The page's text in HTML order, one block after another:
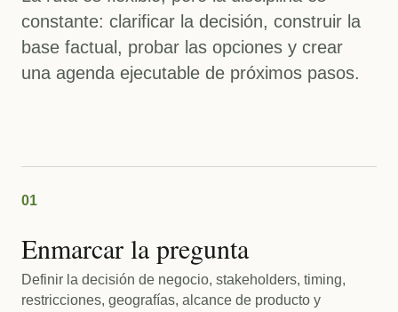
constante: clarificar la decisión, construir la
base factual, probar las opciones y crear
una agenda ejecutable de próximos pasos.
01
Enmarcar la pregunta
Definir la decisión de negocio, stakeholders, timing,
restricciones, geografías, alcance de producto y